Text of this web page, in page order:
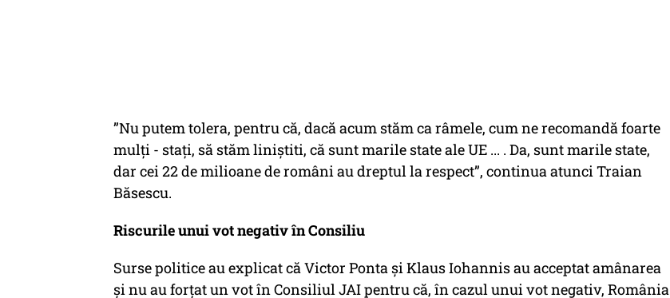
”Nu putem tolera, pentru că, dacă acum stăm ca râmele, cum ne recomandă foarte
mulţi - staţi, să stăm liniştiti, că sunt marile state ale UE ... . Da, sunt marile state,
dar cei 22 de milioane de români au dreptul la respect”, continua atunci Traian
Băsescu.
Riscurile unui vot negativ în Consiliu
Surse politice au explicat că Victor Ponta și Klaus Iohannis au acceptat amânarea
și nu au forțat un vot în Consiliul JAI pentru că, în cazul unui vot negativ, România